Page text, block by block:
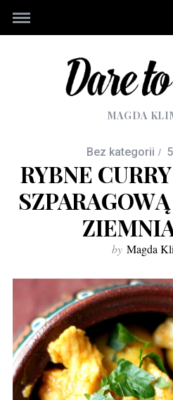
MAGDA
Bez kategorii
RYBNE
by Magda